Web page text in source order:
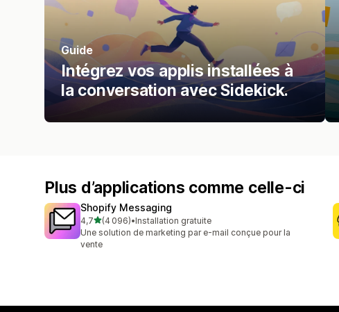
Guide
Intégrez vos applis installées à
la conversation avec Sidekick.
Plus d’applications comme celle-ci
Shopify Messaging
4,7étoile(s) sur 5
(4 096)
4096 avis au total
•Installation gratuite
Une solution de marketing par e-mail conçue pour la
vente